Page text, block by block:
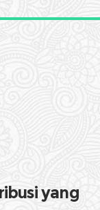
yang